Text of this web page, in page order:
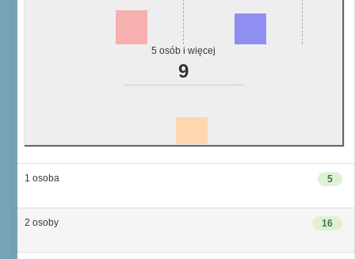
5 osób i więcej
9
5
1 osoba
16
2 osoby